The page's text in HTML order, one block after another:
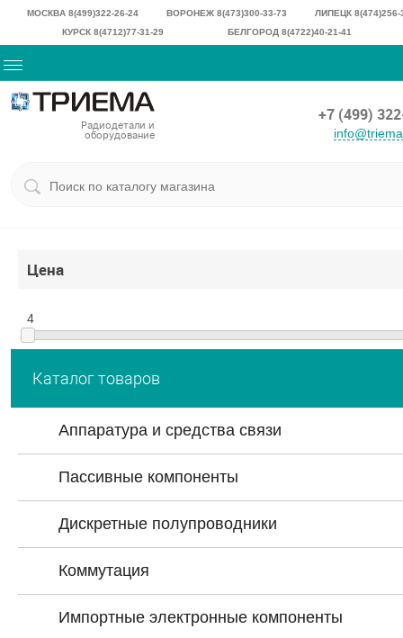
МОСКВА 8(499)322-26-24 ВОРОНЕЖ 8(473)300-33-73
ЛИПЕЦК 8(474)256-
КУРСК 8(4712)77-31-29
БЕЛГОРОД 8(4722)40-21-41
Радиодетали и
оборудование
+7 (499)
Цена
4
Каталог товаров
Аппаратура и средства связи
Пассивные компоненты
Дискретные полупроводники
Коммутация
Импортные электронные компоненты